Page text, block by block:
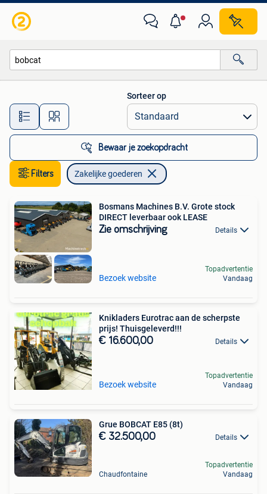
Alle afstanden…
Sorteer op
Bewaar je zoekopdracht
Filters Zakelijke goederen
Bosmans Machines B.V. Grote stock
DIRECT leverbaar ook LEASE
Zie omschrijving Details
Bezoek website
Topadvertentie
Vandaag
Knikladers Eurotrac aan de scherpste
prijs! Thuisgeleverd!!!
€ 16.600,00 Details
Bezoek website
Topadvertentie
Vandaag
Grue BOBCAT E85 (8t)
€ 32.500,00 Details
Chaudfontaine
Topadvertentie
Vandaag